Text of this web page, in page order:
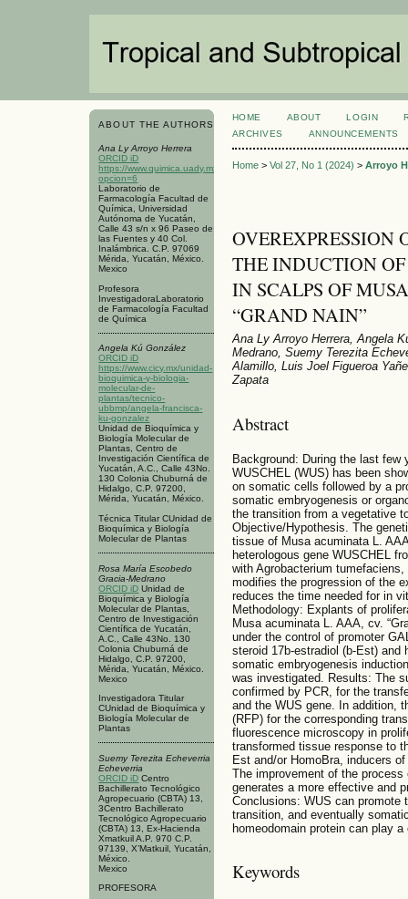
ABOUT THE AUTHORS
Ana Ly Arroyo Herrera
ORCID iD
https://www.quimica.uady.mx/organizacion.php?
opcion=6
Laboratorio de
Farmacología Facultad de
Química, Universidad
Autónoma de Yucatán,
Calle 43 s/n x 96 Paseo de
las Fuentes y 40 Col.
Inalámbrica. C.P. 97069
Mérida, Yucatán, México.
Mexico
Profesora
InvestigadoraLaboratorio
de Farmacología Facultad
de Química
Angela Kú González
ORCID iD
https://www.cicy.mx/unidad-
bioquimica-y-biologia-
molecular-de-
plantas/tecnico-
ubbmp/angela-francisca-
ku-gonzalez
Unidad de Bioquímica y
Biología Molecular de
Plantas, Centro de
Investigación Científica de
Yucatán, A.C., Calle 43No.
130 Colonia Chuburná de
Hidalgo, C.P. 97200,
Mérida, Yucatán, México.
Técnica Titular CUnidad de
Bioquímica y Biología
Molecular de Plantas
Rosa María Escobedo
Gracia-Medrano
ORCID iD Unidad de
Bioquímica y Biología
Molecular de Plantas,
Centro de Investigación
Científica de Yucatán,
A.C., Calle 43No. 130
Colonia Chuburná de
Hidalgo, C.P. 97200,
Mérida, Yucatán, México.
Mexico
Investigadora Titular
CUnidad de Bioquímica y
Biología Molecular de
Plantas
Suemy Terezita Echeverria
Echeverria
ORCID iD Centro
Bachillerato Tecnológico
Agropecuario (CBTA) 13,
3Centro Bachillerato
Tecnológico Agropecuario
(CBTA) 13, Ex-Hacienda
Xmatkuil A.P. 970 C.P.
97139, X’Matkuil, Yucatán,
México.
Mexico
PROFESORA
HOME ABOUT LOGIN
ARCHIVES
ANNOUNCEMENTS
Home> Vol 27, No 1 (2024) > Arroyo
OVEREXPRESSION
THE INDUCTION
IN SCALPS OF
“GRAND NAIN”
Ana Ly Arroyo Herrera, Angela
Medrano, Suemy Terezita
Alamillo, Luis Joel Figueroa
Zapata
Abstract
Background: During the last
WUSCHEL (WUS) has been
on somatic cells followed by a
somatic embryogenesis or
the transition from a vegetative
Objective/Hypothesis. The
tissue of Musa acuminata L.
heterologous gene WUSCHEL
with Agrobacterium
modifies the progression of the
reduces the time needed for in
Methodology: Explants of
Musa acuminata L. AAA, cv.
under the control of promoter
steroid 17b-estradiol (b-Est) and
somatic embryogenesis
was investigated. Results: The
confirmed by PCR, for the
and the WUS gene. In addition,
(RFP) for the corresponding
fluorescence microscopy in
transformed tissue response to
Est and/or HomoBra, inducers
The improvement of the
generates a more effective and
Conclusions: WUS can promote
transition, and eventually
homeodomain protein can play
Keywords